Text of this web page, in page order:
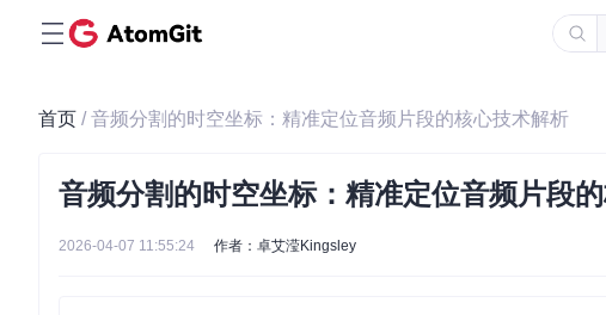
首页 / 音频分割的时空坐标：精准定位音频片段的核心技术解析
音频分割的时空坐标：精准定位音频片段
2026-04-07 11:55:24 作者：卓艾滢Kingsley